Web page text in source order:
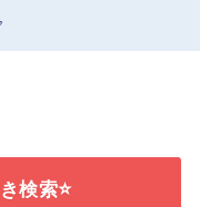
検索⭐